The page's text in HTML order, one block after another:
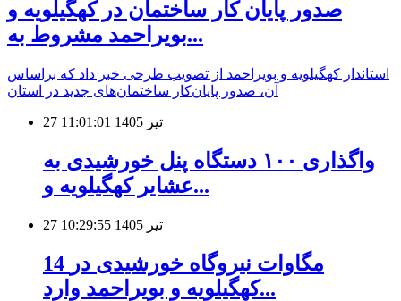
صدور پایان کار ساختمان در کهگیلویه و
بویراحمد مشروط به...
استاندار کهگیلویه و بویراحمد از تصویب طرحی خبر داد که براساس
آن، صدور پایان‌کار ساختمان‌های جدید در استان
27 تیر 1405 11:01:01
واگذاری ۱۰۰ دستگاه پنل خورشیدی به
عشایر کهگیلویه و...
27 تیر 1405 10:29:55
14 مگاوات نیروگاه خورشیدی در
کهگیلویه و بویراحمد وارد...